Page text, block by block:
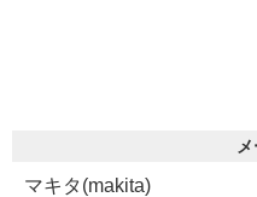
マキタ(makita)